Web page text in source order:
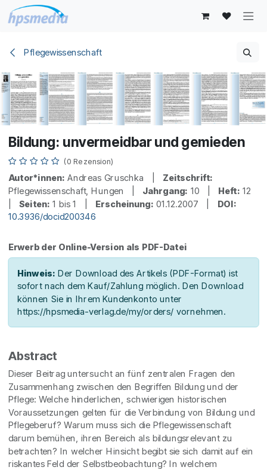
Zum Inhalt springen
Pflegewissenschaft
Bildung: unvermeidbar und gemieden
(0 Rezension)
Autor*innen: Andreas Gruschka | Zeitschrift:
Pflegewissenschaft, Hungen | Jahrgang: 10 | Heft: 12
Seiten: 1 bis 1 | Erscheinung: 01.12.2007 | DOI:
10.3936/docid200346
Erwerb der Online-Version als PDF-Datei
Hinweis: Der Download des Artikels (PDF-Format) ist
sofort nach dem Kauf/Zahlung möglich. Den Download
können Sie in Ihrem Kundenkonto unter
https://hpsmedia-verlag.de/my/orders/ vornehmen.
Abstract
Dieser Beitrag untersucht an fünf zentralen Fragen den
Zusammenhang zwischen den Begriffen Bildung und der
Pflege: Welche hinderlichen, schwierigen historischen
Voraussetzungen gelten für die Verbindung von Bildung und
Pflegeberuf? Warum muss sich die Pflegewissenschaft
darum bemühen, ihren Bereich als bildungsrelevant zu
betrachten? In welcher Hinsicht begibt sie sich damit auf ein
riskantes Feld der Selbstbeobachtung? In welchem